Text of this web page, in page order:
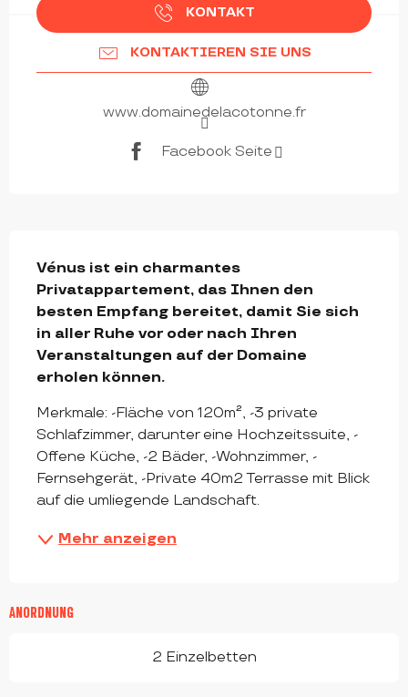
KONTAKT
KONTAKTIEREN SIE UNS
www.domainedelacotonne.fr
Facebook Seite
Vénus ist ein charmantes
Privatappartement, das Ihnen den
besten Empfang bereitet, damit Sie sich
in aller Ruhe vor oder nach Ihren
Veranstaltungen auf der Domaine
erholen können.
Merkmale: -Fläche von 120m², -3 private
Schlafzimmer, darunter eine Hochzeitssuite, -
Offene Küche, -2 Bäder, -Wohnzimmer, -
Fernsehgerät, -Private 40m2 Terrasse mit Blick
auf die umliegende Landschaft.
Mehr anzeigen
ANORDNUNG
2 Einzelbetten